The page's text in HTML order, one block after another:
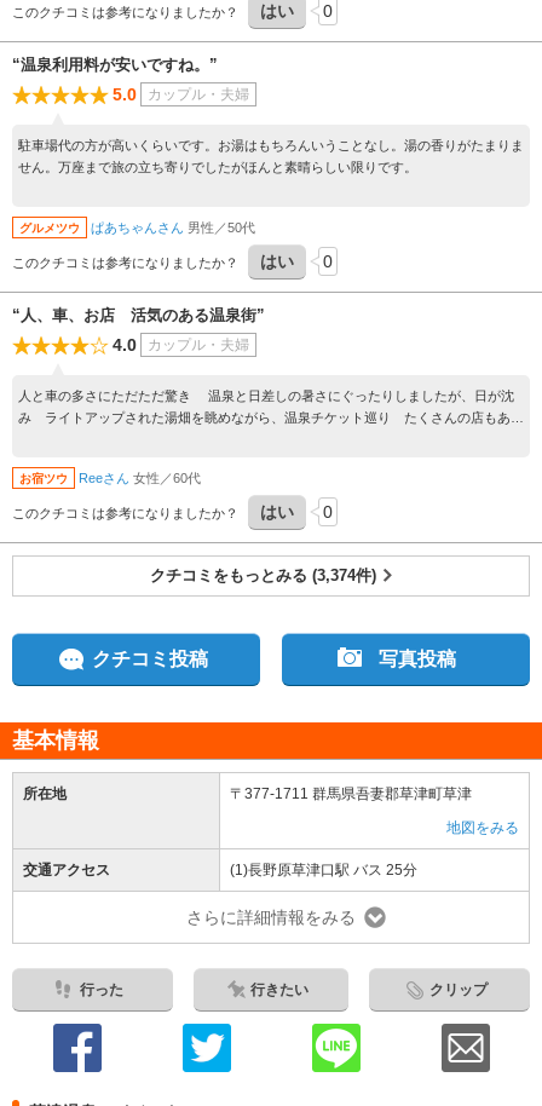
このクチコミは参考になりましたか？ はい 0
“温泉利用料が安いですね。”
5.0 カップル・夫婦
駐車場代の方が高いくらいです。お湯はもちろんいうことなし。湯の香りがたまりま
せん。万座まで旅の立ち寄りでしたがほんと素晴らしい限りです。
グルメツウ ぱあちゃんさん 男性／50代
このクチコミは参考になりましたか？ はい 0
“人、車、お店 活気のある温泉街”
4.0 カップル・夫婦
人と車の多さにただただ驚き 温泉と日差しの暑さにぐったりしましたが、日が沈
み ライトアップされた湯畑を眺めながら、温泉チケット巡り たくさんの店もあ
お宿ツウ Reeさん 女性／60代
このクチコミは参考になりましたか？ はい 0
クチコミをもっとみる (3,374件)
クチコミ投稿 写真投稿
基本情報
所在地
〒377-1711 群馬県吾妻郡草津町草津
地図をみる
交通アクセス (1)長野原草津口駅 バス 25分
さらに詳細情報をみる
行った 行きたい クリップ